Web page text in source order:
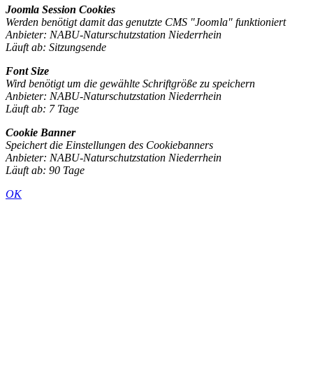
Joomla Session Cookies
Werden benötigt damit das genutzte CMS "Joomla" funktioniert
Anbieter: NABU-Naturschutzstation Niederrhein
Läuft ab: Sitzungsende
Font Size
Wird benötigt um die gewählte Schriftgröße zu speichern
Anbieter: NABU-Naturschutzstation Niederrhein
Läuft ab: 7 Tage
Cookie Banner
Speichert die Einstellungen des Cookiebanners
Anbieter: NABU-Naturschutzstation Niederrhein
Läuft ab: 90 Tage
OK